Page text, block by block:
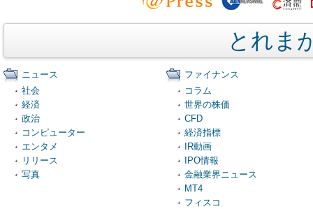
とれま
ニュース
社会
経済
政治
コンピューター
エンタメ
リリース
写真
ファイナンス
コラム
世界の株価
CFD
経済指標
IR動画
IPO情報
金融業界ニュース
MT4
フィスコ